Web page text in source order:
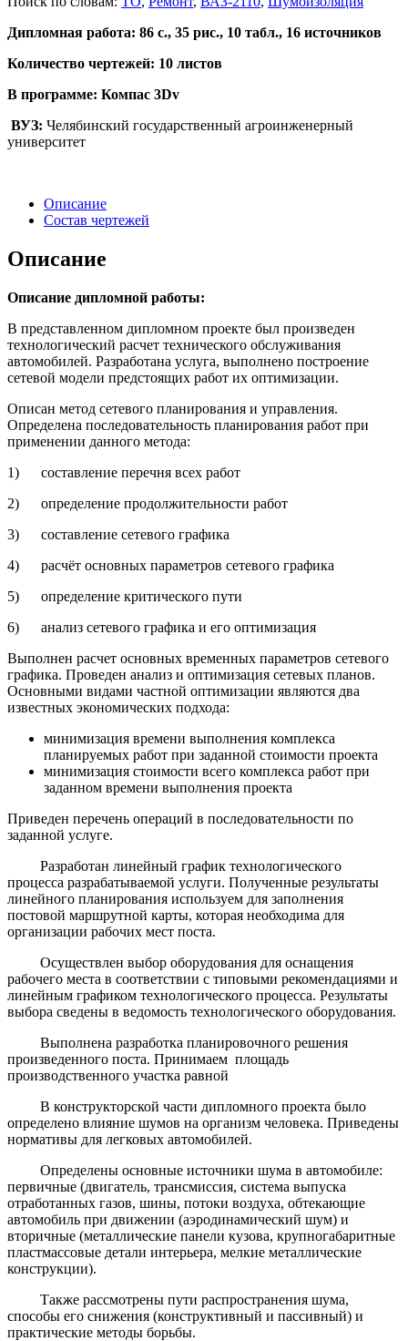
Дипломная работа: 86 с., 35 рис., 10 табл., 16 источников
Количество чертежей: 10 листов
В программе: Компас 3Dv
ВУЗ: Челябинский государственный агроинженерный
университет
Описание
Состав чертежей
Описание
Описание дипломной работы:
В представленном дипломном проекте был произведен
технологический расчет технического обслуживания
автомобилей. Разработана услуга, выполнено построение
сетевой модели предстоящих работ их оптимизации.
Описан метод сетевого планирования и управления.
Определена последовательность планирования работ при
применении данного метода:
1) составление перечня всех работ
2) определение продолжительности работ
3) составление сетевого графика
4) расчёт основных параметров сетевого графика
5) определение критического пути
6) анализ сетевого графика и его оптимизация
Выполнен расчет основных временных параметров сетевого
графика. Проведен анализ и оптимизация сетевых планов.
Основными видами частной оптимизации являются два
известных экономических подхода:
минимизация времени выполнения комплекса
планируемых работ при заданной стоимости проекта
минимизация стоимости всего комплекса работ при
заданном времени выполнения проекта
Приведен перечень операций в последовательности по
заданной услуге.
Разработан линейный график технологического
процесса разрабатываемой услуги. Полученные результаты
линейного планирования используем для заполнения
постовой маршрутной карты, которая необходима для
организации рабочих мест поста.
Осуществлен выбор оборудования для оснащения
рабочего места в соответствии с типовыми рекомендациями и
линейным графиком технологического процесса. Результаты
выбора сведены в ведомость технологического оборудования.
Выполнена разработка планировочного решения
произведенного поста. Принимаем площадь
производственного участка равной
В конструкторской части дипломного проекта было
определено влияние шумов на организм человека. Приведены
нормативы для легковых автомобилей.
Определены основные источники шума в автомобиле:
первичные (двигатель, трансмиссия, система выпуска
отработанных газов, шины, потоки воздуха, обтекающие
автомобиль при движении (аэродинамический шум) и
вторичные (металлические панели кузова, крупногабаритные
пластмассовые детали интерьера, мелкие металлические
конструкции).
Также рассмотрены пути распространения шума,
способы его снижения (конструктивный и пассивный) и
практические методы борьбы.